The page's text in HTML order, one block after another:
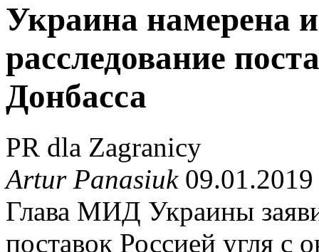
Украина намерена
расследование
Донбасса
PR dla Zagranicy
Artur Panasiuk09.01.2019
Глава МИД Украины
поставок Россией угля с